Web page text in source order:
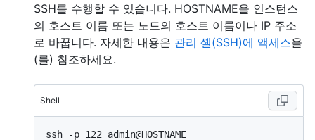
SSH를 수행할 수 있습니다. HOSTNAME을 인스턴스
의 호스트 이름 또는 노드의 호스트 이름이나 IP 주소
로 바꿉니다. 자세한 내용은 관리 셸(SSH)에 액세스을
(를) 참조하세요.
Shell